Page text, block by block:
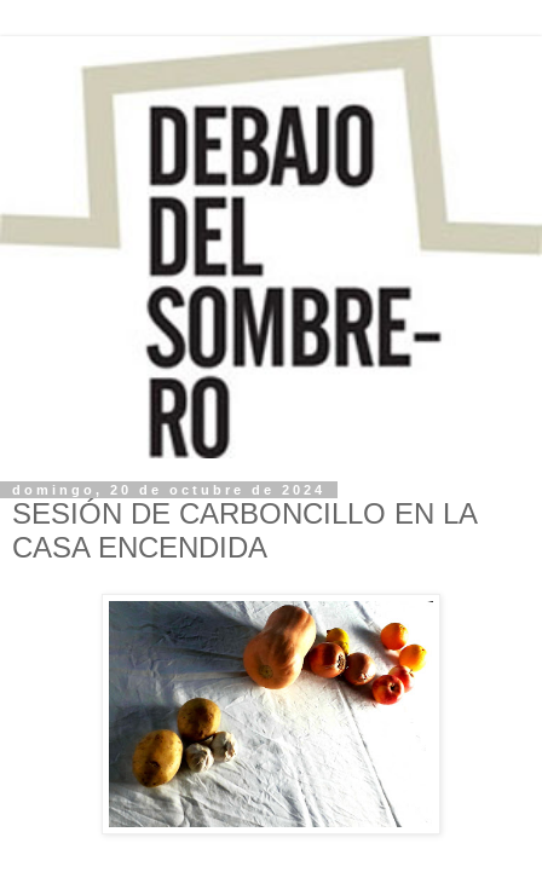
domingo, 20 de octubre de 2024
SESIÓN DE CARBONCILLO EN LA
CASA ENCENDIDA